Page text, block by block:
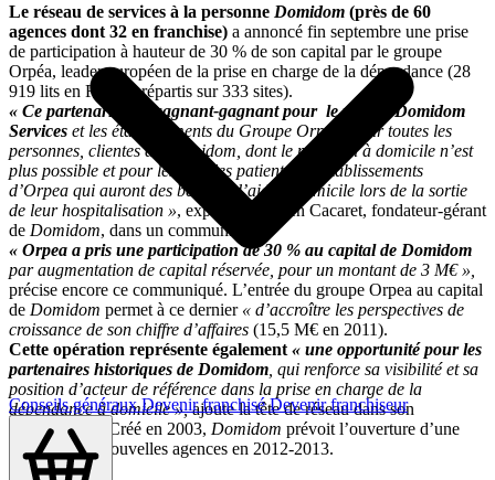
Conseils générauxDevenir franchiséDevenir franchiseur
Le réseau de services à la personne Domidom (près de 60
agences dont 32 en franchise) a annoncé fin septembre une prise
de participation à hauteur de 30 % de son capital par le groupe
Orpéa, leader européen de la prise en charge de la dépendance (28
919 lits en France, répartis sur 333 sites).
« Ce partenariat est gagnant-gagnant pour le réseau Domidom
Services et les établissements du Groupe Orpea, pour toutes les
personnes, clientes de Domidom, dont le maintien à domicile n’est
plus possible et pour les tous les patients des établissements
d’Orpea qui auront des besoins d’aide à domicile lors de la sortie
de leur hospitalisation », explique Damien Cacaret, fondateur-gérant
de Domidom, dans un communiqué.
« Orpea a pris une participation de 30 % au capital de Domidom
par augmentation de capital réservée, pour un montant de 3 M€ »,
précise encore ce communiqué. L’entrée du groupe Orpea au capital
de Domidom permet à ce dernier « d’accroître les perspectives de
croissance de son chiffre d’affaires (15,5 M€ en 2011).
Cette opération représente également « une opportunité pour les
partenaires historiques de Domidom , qui renforce sa visibilité et sa
position d’acteur de référence dans la prise en charge de la
dépendance à domicile »,ajoute la tête de réseau dans son
communiqué. Créé en 2003, Domidom prévoit l’ouverture d’une
quinzaine de nouvelles agences en 2012-2013.
Partager sur :